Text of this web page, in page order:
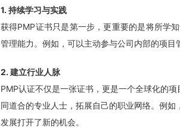
1. 持续学习与实践
获得PMP证书只是第一步，更重要的是将所学
管理能力。例如，可以主动参与公司内部的项目
2. 建立行业人脉
PMP认证不仅是一张证书，更是一个全球化的
同道合的专业人士，拓展自己的职业网络。例
发展打开了新的机会。